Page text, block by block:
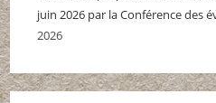
juin 2026 par la Conférence des
2026